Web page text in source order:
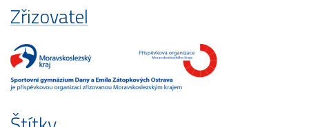
Zřizovatel